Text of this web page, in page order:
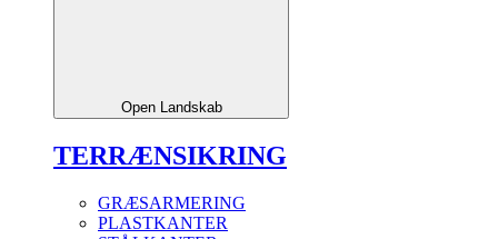
Open Landskab
TERRÆNSIKRING
GRÆSARMERING
PLASTKANTER